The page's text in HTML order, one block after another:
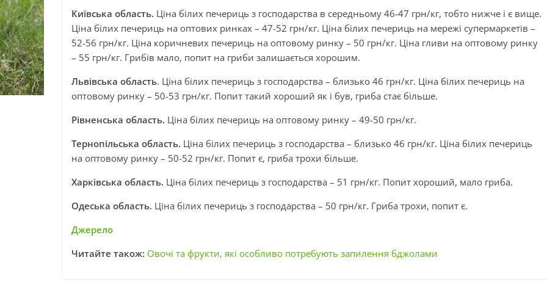
Київська область. Ціна білих печериць з господарства в середньому 46-47 грн/кг, тобто нижче і є вище.
Ціна білих печериць на оптових ринках – 47-52 грн/кг. Ціна білих печериць на мережі супермаркетів –
52-56 грн/кг. Ціна коричневих печериць на оптовому ринку – 50 грн/кг. Ціна гливи на оптовому ринку
– 55 грн/кг. Грибів мало, попит на гриби залишається хорошим.
Львівська область. Ціна білих печериць з господарства – близько 46 грн/кг. Ціна білих печериць на
оптовому ринку – 50-53 грн/кг. Попит такий хороший як і був, гриба стає більше.
Рівненська область. Ціна білих печериць на оптовому ринку – 49-50 грн/кг.
Тернопільська область. Ціна білих печериць з господарства – близько 46 грн/кг. Ціна білих печериць
на оптовому ринку – 50-52 грн/кг. Попит є, гриба трохи більше.
Харківська область. Ціна білих печериць з господарства – 51 грн/кг. Попит хороший, мало гриба.
Одеська область. Ціна білих печериць з господарства – 50 грн/кг. Гриба трохи, попит є.
Джерело
Читайте також: Овочі та фрукти, які особливо потребують запилення бджолами